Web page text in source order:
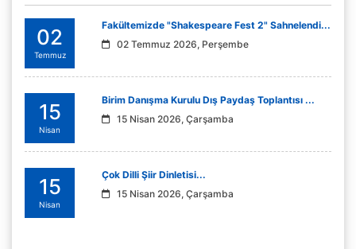
02
Temmuz
Fakültemizde "Shakespeare Fest 2" Sahnelendi...
02 Temmuz 2026, Perşembe
15
Nisan
Birim Danışma Kurulu Dış Paydaş Toplantısı ...
15 Nisan 2026, Çarşamba
15
Nisan
Çok Dilli Şiir Dinletisi...
15 Nisan 2026, Çarşamba